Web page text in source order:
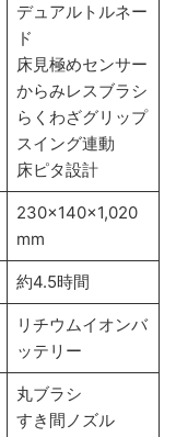
デュアルトルネー
ド
床見極めセンサー
からみレスブラシ
らくわざグリップ
スイング連動
床ピタ設計
230×140×1,020
mm
約4.5時間
リチウムイオンバ
ッテリー
丸ブラシ
すき間ノズル